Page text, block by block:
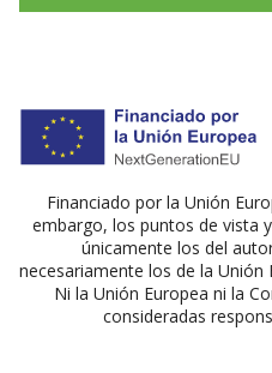
Financiado por la Unión
embargo, los puntos de vista
únicamente los del
necesariamente los de la Unión
Ni la Unión Europea ni la
consideradas